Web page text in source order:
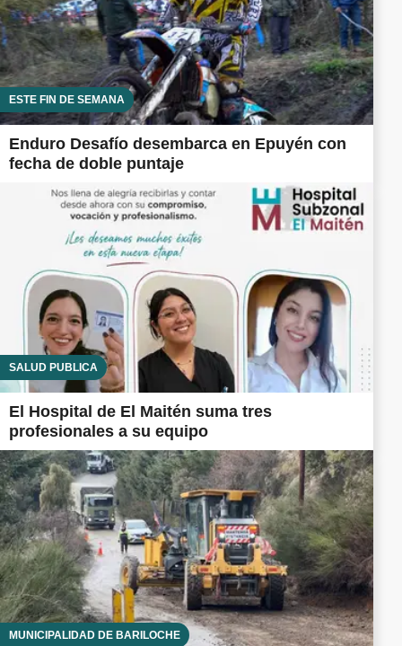
ESTE FIN DE SEMANA
Enduro Desafío desembarca en Epuyén con
fecha de doble puntaje
SALUD PÚBLICA
El Hospital de El Maitén suma tres
profesionales a su equipo
MUNICIPALIDAD DE BARILOCHE